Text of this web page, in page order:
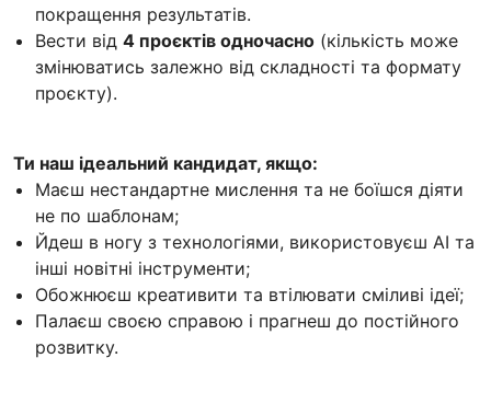
покращення результатів.
Вести від 4 проєктів одночасно (кількість може
змінюватись залежно від складності та формату
проєкту).
Ти наш ідеальний кандидат, якщо:
Маєш нестандартне мислення та не боїшся діяти
не по шаблонам;
Йдеш в ногу з технологіями, використовуєш АІ та
інші новітні інструменти;
Обожнюєш креативити та втілювати сміливі ідеї;
Палаєш своєю справою і прагнеш до постійного
розвитку.